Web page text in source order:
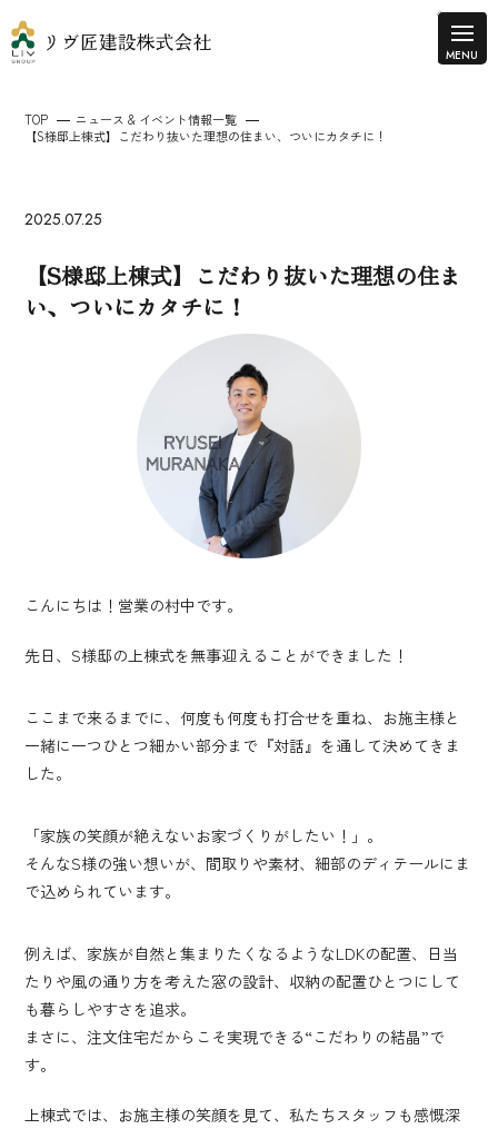
TOP
ニュース & イベント情報一覧
【S様邸上棟式】こだわり抜いた理想の住まい、ついにカタチに！
2025.07.25
【S様邸上棟式】こだわり抜いた理想の住ま
い、ついにカタチに！
こんにちは！営業の村中です。
先日、S様邸の上棟式を無事迎えることができました！
ここまで来るまでに、何度も何度も打合せを重ね、お施主様と
一緒に一つひとつ細かい部分まで『対話』を通して決めてきま
した。
「家族の笑顔が絶えないお家づくりがしたい！」。
そんなS様の強い想いが、間取りや素材、細部のディテールにま
で込められています。
例えば、家族が自然と集まりたくなるようなLDKの配置、日当
たりや風の通り方を考えた窓の設計、収納の配置ひとつにして
も暮らしやすさを追求。
まさに、注文住宅だからこそ実現できる“こだわりの結晶”で
す。
上棟式では、お施主様の笑顔を見て、私たちスタッフも感慨深